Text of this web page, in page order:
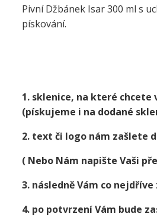
Pivní Džbánek Isar 300 ml s
pískování.
1. sklenice, na které
(pískujeme i na dodané
2. text či logo nám zašlete
( Nebo Nám napište Vaši
3. následně Vám co
4. po potvrzení Vám bude